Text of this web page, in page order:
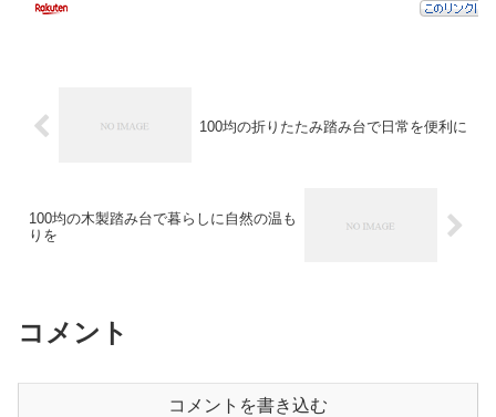
100均の折りたたみ踏み台で日常を便利に
100均の木製踏み台で暮らしに自然の温も
りを
コメント
コメントを書き込む